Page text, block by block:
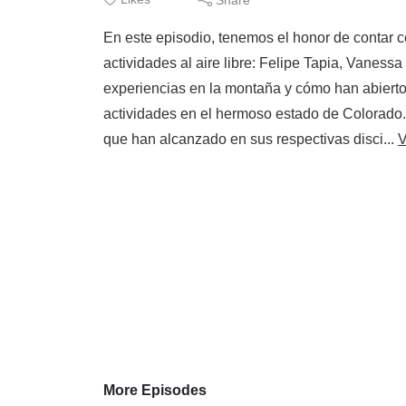
En este episodio, tenemos el honor de contar
actividades al aire libre: Felipe Tapia,
experiencias en la montaña y cómo han
actividades en el hermoso estado de
que han alcanzado en sus respectivas disci...
More Episodes